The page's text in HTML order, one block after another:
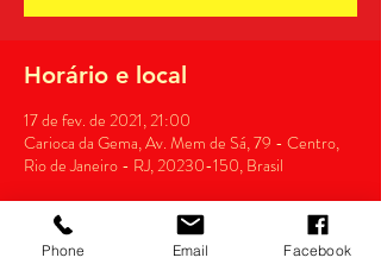
Horário e local
17 de fev. de 2021, 21:00
Carioca da Gema, Av. Mem de Sá, 79 - Centro,
Rio de Janeiro - RJ, 20230-150, Brasil
Phone Email Facebook